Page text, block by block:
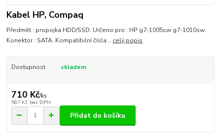
Kabel HP, Compaq
Předmět : propojka HDD/SSD. Určeno pro : HP g7-1005sw g7-1010sw.
Konektor : SATA. Kompatibilní čísla... celý popis
Dostupnost skladem
710 Kč/ks
587 Kč bez DPH
Přidat do košíku